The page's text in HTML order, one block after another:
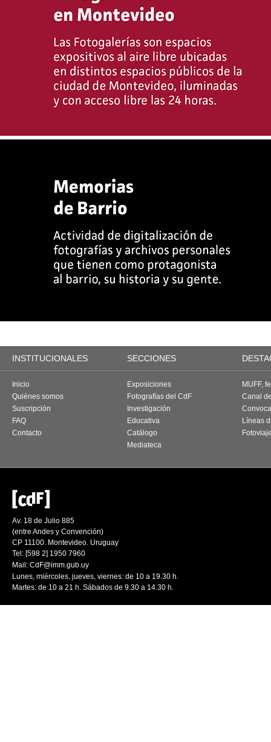
INSTITUCIONALES SECCIONES
Inicio
Quiénes somos
Suscripción
FAQ
Contacto
Exposiciones
Fotografías del CdF
Investigación
Educativa
Catálogo
Mediateca
MUFF,
Canal
Líneas
Av. 18 de Julio 885
(entre Andes y Convención)
CP 11100. Montevideo. Uruguay
Tel: [598 2] 1950 7960
Mail: CdF@imm.gub.uy
Lunes, miércoles, jueves, viernes: de 10 a 19.30 h.
Martes: de 10 a 21 h. Sábados de 9.30 a 14.30 h.